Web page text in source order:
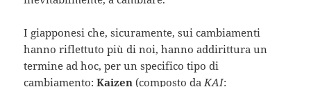
I giapponesi che, sicuramente, sui cambiamenti
hanno riflettuto più di noi, hanno addirittura un
termine ad hoc, per un specifico tipo di
cambiamento:Kaizen (composto da KAI: